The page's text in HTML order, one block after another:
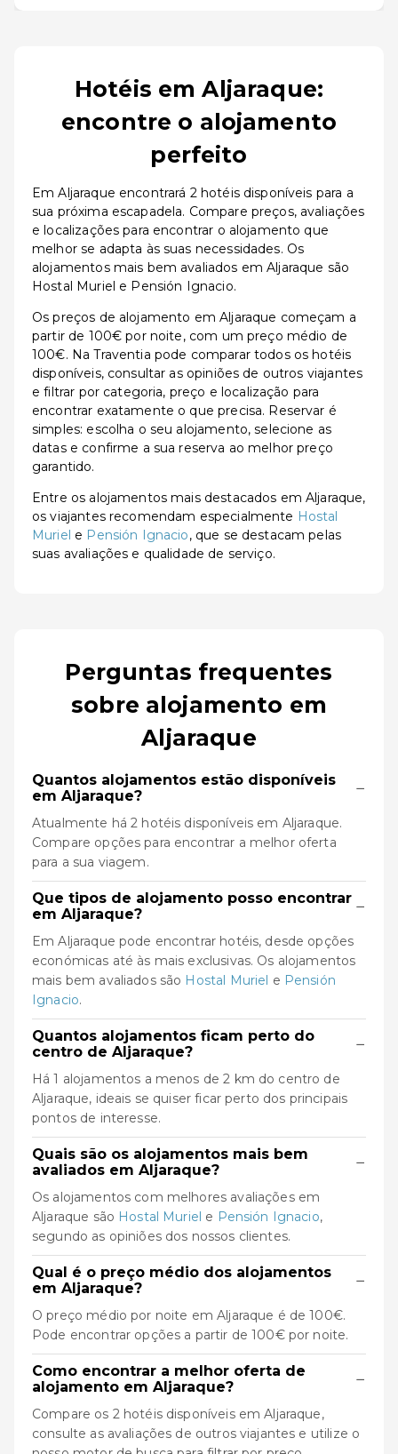
Hotéis em Aljaraque:
encontre o alojamento
perfeito
Em Aljaraque encontrará 2 hotéis disponíveis para a
sua próxima escapadela. Compare preços, avaliações
e localizações para encontrar o alojamento que
melhor se adapta às suas necessidades. Os
alojamentos mais bem avaliados em Aljaraque são
Hostal Muriel e Pensión Ignacio.
Os preços de alojamento em Aljaraque começam a
partir de 100€ por noite, com um preço médio de
100€. Na Traventia pode comparar todos os hotéis
disponíveis, consultar as opiniões de outros viajantes
e filtrar por categoria, preço e localização para
encontrar exatamente o que precisa. Reservar é
simples: escolha o seu alojamento, selecione as
datas e confirme a sua reserva ao melhor preço
garantido.
Entre os alojamentos mais destacados em Aljaraque,
os viajantes recomendam especialmente Hostal
Muriel e Pensión Ignacio, que se destacam pelas
suas avaliações e qualidade de serviço.
Perguntas frequentes
sobre alojamento em
Aljaraque
Quantos alojamentos estão disponíveis
em Aljaraque?
−
Atualmente há 2 hotéis disponíveis em Aljaraque.
Compare opções para encontrar a melhor oferta
para a sua viagem.
Que tipos de alojamento posso encontrar
em Aljaraque?
−
Em Aljaraque pode encontrar hotéis, desde opções
económicas até às mais exclusivas. Os alojamentos
mais bem avaliados são Hostal Muriel e Pensión
Ignacio.
Quantos alojamentos ficam perto do
centro de Aljaraque?
−
Há 1 alojamentos a menos de 2 km do centro de
Aljaraque, ideais se quiser ficar perto dos principais
pontos de interesse.
Quais são os alojamentos mais bem
avaliados em Aljaraque?
−
Os alojamentos com melhores avaliações em
Aljaraque são Hostal Muriel e Pensión Ignacio,
segundo as opiniões dos nossos clientes.
Qual é o preço médio dos alojamentos
em Aljaraque?
−
O preço médio por noite em Aljaraque é de 100€.
Pode encontrar opções a partir de 100€ por noite.
Como encontrar a melhor oferta de
alojamento em Aljaraque?
−
Compare os 2 hotéis disponíveis em Aljaraque,
consulte as avaliações de outros viajantes e utilize o